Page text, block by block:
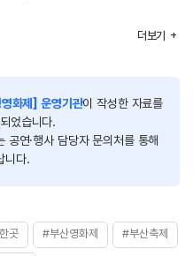
나들고 피크닉을 즐기는 마음으로
하는 수제맥주들부터 다양한
지막 여름날 여행과 문화의 감성을
더보기
화제] 운영기관이 작성한 자료를
었습니다.
공연·행사 담당자 문의처를 통해
니다.
곳 #부산영화제 #부산축제